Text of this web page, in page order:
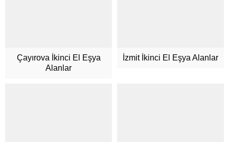
Çayırova İkinci El Eşya
Alanlar
İzmit İkinci El Eşya Alanlar